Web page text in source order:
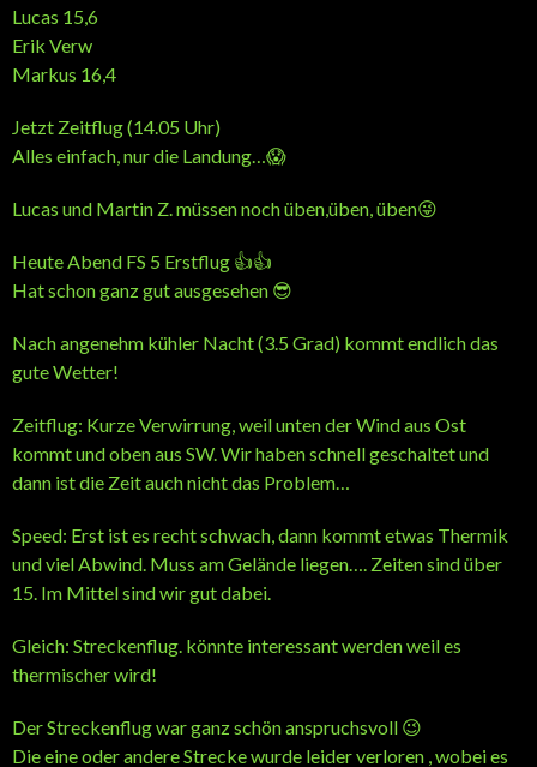
Lucas 15,6
Erik Verw
Markus 16,4
Jetzt Zeitflug (14.05 Uhr)
Alles einfach, nur die Landung…😱
Lucas und Martin Z. müssen noch üben,üben, üben😜
Heute Abend FS 5 Erstflug 👍👍
Hat schon ganz gut ausgesehen 😎
Nach angenehm kühler Nacht (3.5 Grad) kommt endlich das
gute Wetter!
Zeitflug: Kurze Verwirrung, weil unten der Wind aus Ost
kommt und oben aus SW. Wir haben schnell geschaltet und
dann ist die Zeit auch nicht das Problem…
Speed: Erst ist es recht schwach, dann kommt etwas Thermik
und viel Abwind. Muss am Gelände liegen…. Zeiten sind über
15. Im Mittel sind wir gut dabei.
Gleich: Streckenflug. könnte interessant werden weil es
thermischer wird!
Der Streckenflug war ganz schön anspruchsvoll 😉
Die eine oder andere Strecke wurde leider verloren , wobei es